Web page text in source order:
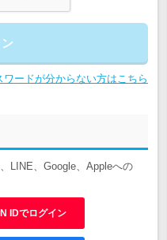
ワードが分からない方はこちら
LINE、Google、Appleへの
IDでログイン